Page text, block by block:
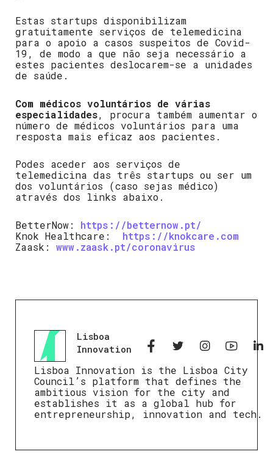
Estas startups disponibilizam
gratuitamente serviços de telemedicina
para o apoio a casos suspeitos de Covid-
19, de modo a que não seja necessário a
estes pacientes deslocarem-se a unidades
de saúde.
Com médicos voluntários de várias
especialidades, procura também aumentar o
número de médicos voluntários para uma
resposta mais eficaz aos pacientes.
Podes aceder aos serviços de
telemedicina das três startups ou ser um
dos voluntários (caso sejas médico)
através dos links abaixo.
BetterNow: https://betternow.pt/
Knok Healthcare: https://knokcare.com
Zaask: www.zaask.pt/coronavirus
Lisboa
Innovation
Lisboa Innovation is the Lisboa City
Council’s platform that defines the
ambitious vision for the city and
establishes it as a global hub for
entrepreneurship, innovation and tech.